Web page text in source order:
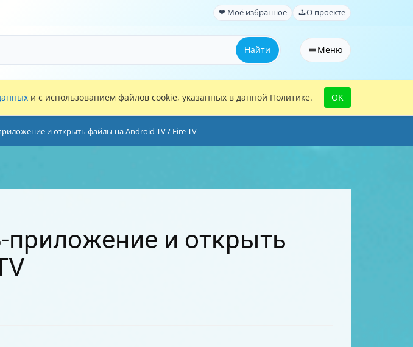
❤ Моё избранное О проекте
Найти Меню
и с использованием файлов cookie, указанных в данной Политике. OK
и открыть файлы на Android TV / Fire TV
приложение и открыть